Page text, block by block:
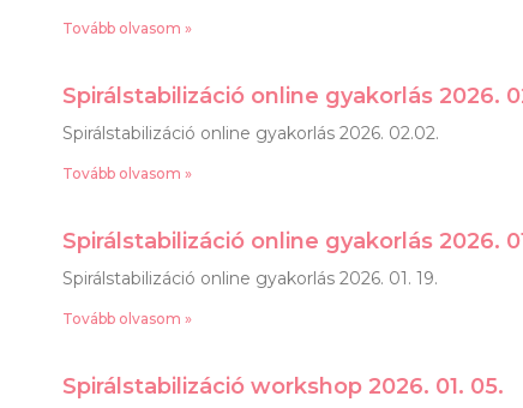
Tovább olvasom »
Spirálstabilizáció online gyakorlás 2026.
Spirálstabilizáció online gyakorlás 2026. 02.02.
Tovább olvasom »
Spirálstabilizáció online gyakorlás 2026.
Spirálstabilizáció online gyakorlás 2026. 01. 19.
Tovább olvasom »
Spirálstabilizáció workshop 2026. 01. 05.